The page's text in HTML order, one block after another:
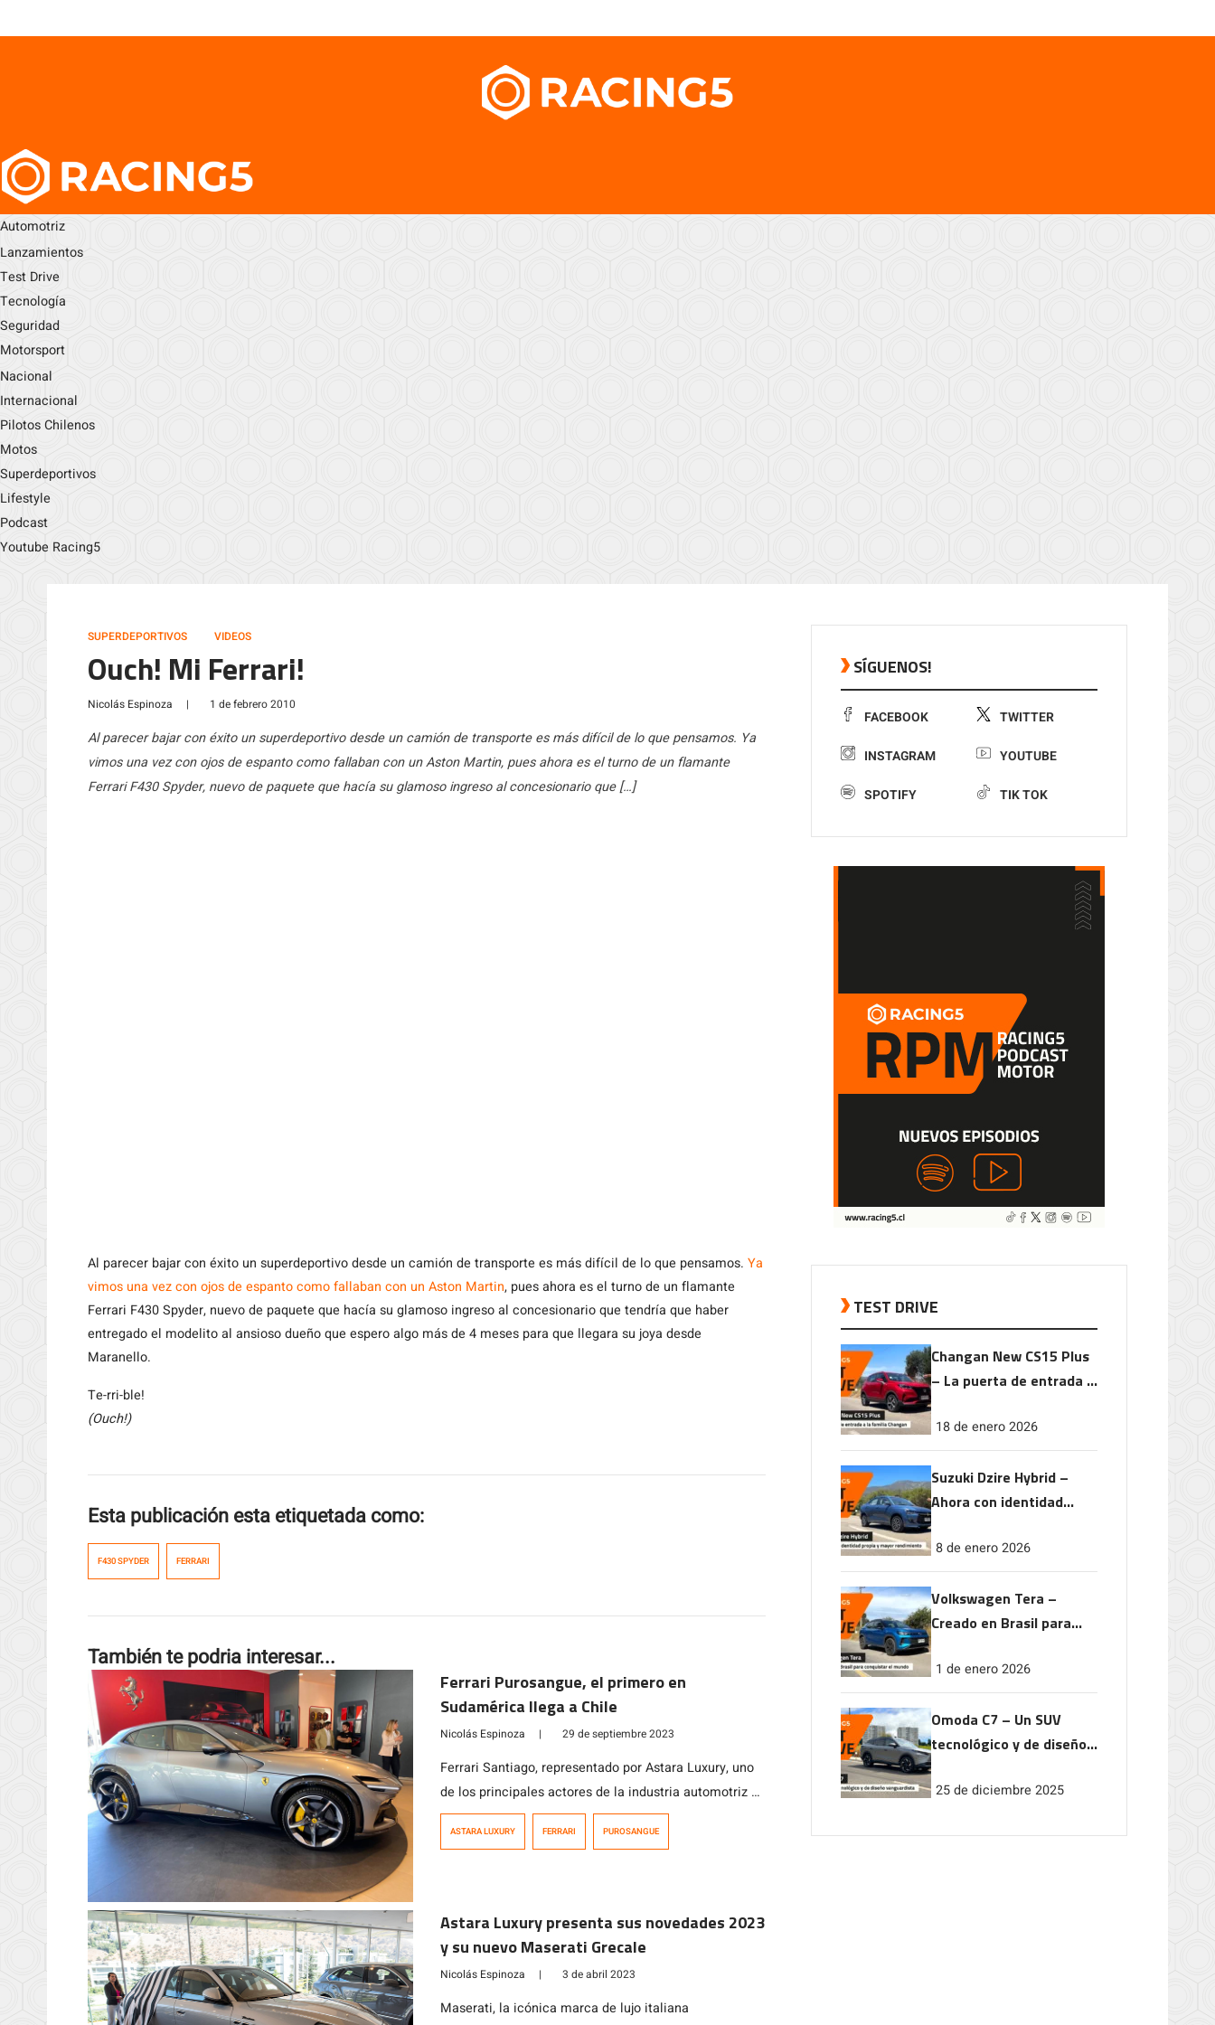
Automotriz
Lanzamientos
Test Drive
Tecnología
Seguridad
Motorsport
Nacional
Internacional
Pilotos Chilenos
Motos
Superdeportivos
Lifestyle
Podcast
Youtube Racing5
SUPERDEPORTIVOS VIDEOS
Ouch! Mi Ferrari!
Nicolás Espinoza | 1 de febrero 2010
Al parecer bajar con éxito un superdeportivo desde un camión de transporte es más difícil de lo que pensamos. Ya
vimos una vez con ojos de espanto como fallaban con un Aston Martin, pues ahora es el turno de un flamante
Ferrari F430 Spyder, nuevo de paquete que hacía su glamoso ingreso al concesionario que […]
Al parecer bajar con éxito un superdeportivo desde un camión de transporte es más difícil de lo que pensamos. Ya
vimos una vez con ojos de espanto como fallaban con un Aston Martin, pues ahora es el turno de un flamante
Ferrari F430 Spyder, nuevo de paquete que hacía su glamoso ingreso al concesionario que tendría que haber
entregado el modelito al ansioso dueño que espero algo más de 4 meses para que llegara su joya desde
Maranello.
Te-rri-ble!
(Ouch!)
Esta publicación esta etiquetada como:
F430 SPYDER FERRARI
También te podria interesar...
Ferrari Purosangue, el primero en
Sudamérica llega a Chile
Nicolás Espinoza | 29 de septiembre 2023
Ferrari Santiago, representado por Astara Luxury, uno
de los principales actores de la industria automotriz a
nivel mundial, se apresta, a un año de su presentación
exclusiva marca italiana. El Purosangue viene a […]
ASTARA LUXURY FERRARI PUROSANGUE
Astara Luxury presenta sus novedades 2023
y su nuevo Maserati Grecale
Nicolás Espinoza | 3 de abril 2023
Maserati, la icónica marca de lujo italiana
SÍGUENOS!
FACEBOOK TWITTER
INSTAGRAM YOUTUBE
SPOTIFY TIK TOK
TEST DRIVE
Changan New CS15 Plus
– La puerta de entrada a
18 de enero 2026
Suzuki Dzire Hybrid –
Ahora con identidad
rendimiento
8 de enero 2026
Volkswagen Tera –
Creado en Brasil para
1 de enero 2026
Omoda C7 – Un SUV
tecnológico y de diseño
25 de diciembre 2025